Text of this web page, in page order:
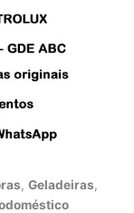
,Geladeiras,